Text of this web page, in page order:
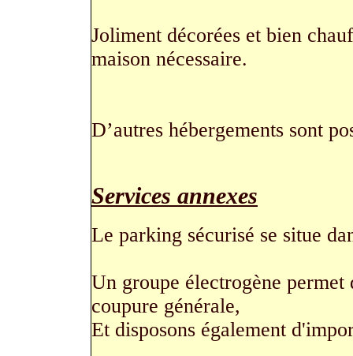
Joliment décorées et bien
maison nécessaire.
D’autres hébergements sont
Services annexes
Le parking sécurisé se situe
Un groupe électrogène
coupure générale,
Et disposons également